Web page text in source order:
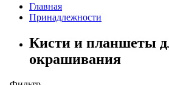
Главная
Принадлежности
Кисти и планшеты
окрашивания